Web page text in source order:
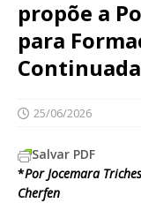
propõe a
para
25/06/2026
Salvar PDF
*Por Jocemara
Cherfen